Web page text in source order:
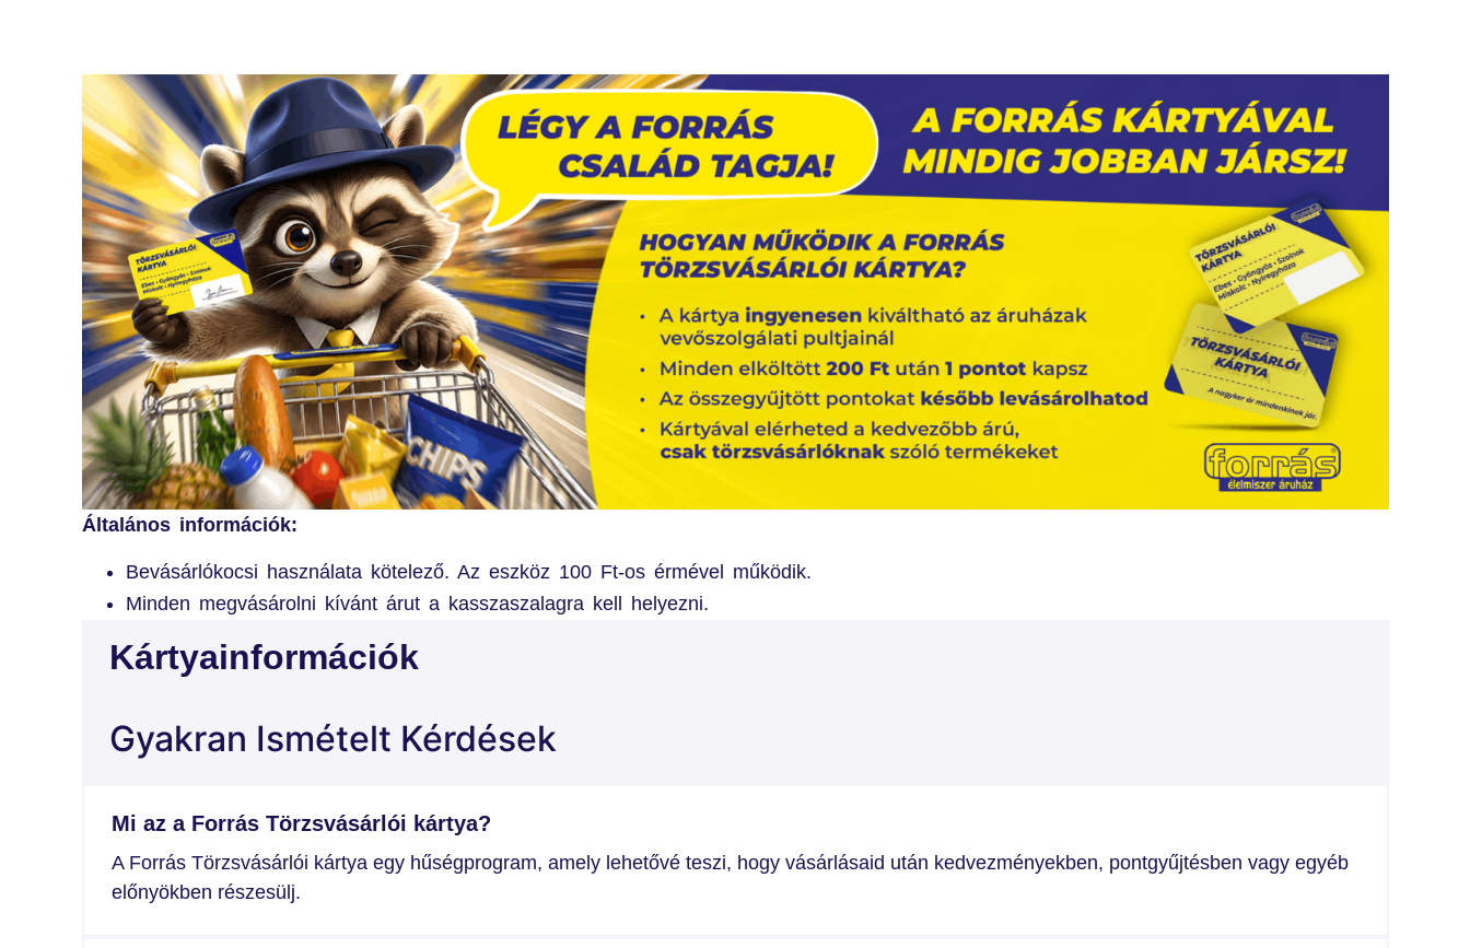
Általános információk:
Bevásárlókocsi használata kötelező. Az eszköz 100 Ft-os érmével működik.
Minden megvásárolni kívánt árut a kasszaszalagra kell helyezni.
Kártyainformációk
Gyakran Ismételt Kérdések
Mi az a Forrás Törzsvásárlói kártya?
A Forrás Törzsvásárlói kártya egy hűségprogram, amely lehetővé teszi, hogy vásárlásaid után kedvezményekben, pontgyűjtésben vagy egyéb
előnyökben részesülj.